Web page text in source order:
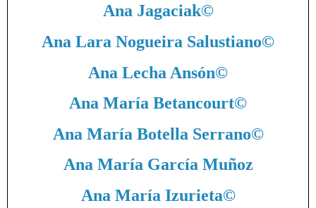
Ana Jagaciak©
Ana Lara Nogueira Salustiano©
Ana Lecha Ansón©
Ana María Betancourt©
Ana María Botella Serrano©
Ana María García Muñoz
Ana María Izurieta©